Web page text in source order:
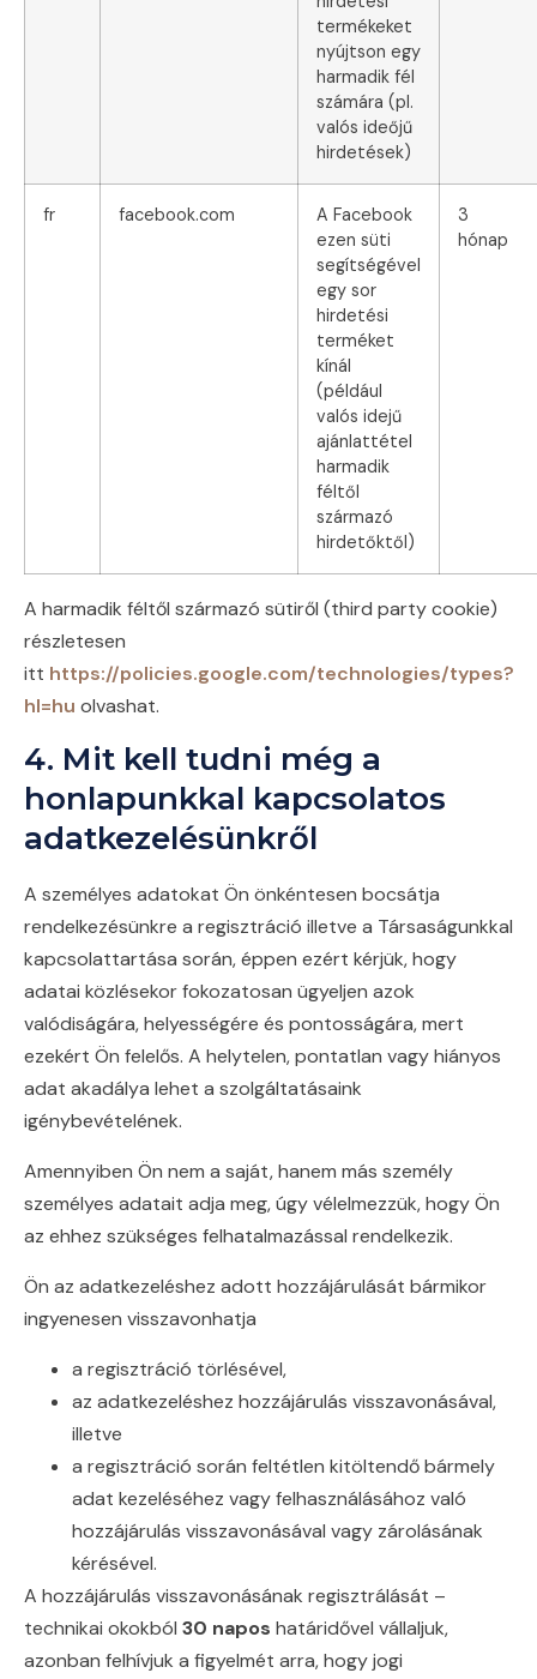
termékeket
nyújtson egy
harmadik fél
számára (pl.
valós ideőjű
hirdetések)
fr facebook.com
A Facebook
ezen süti
segítségével
egy sor
hirdetési
terméket
kínál
(például
valós idejű
ajánlattétel
harmadik
féltől
származó
hirdetőktől)
3
hónap
A harmadik féltől származó sütiről (third party cookie)
részletesen
itt https://policies.google.com/technologies/types?
hl=hu olvashat.
4. Mit kell tudni még a
honlapunkkal kapcsolatos
adatkezelésünkről
A személyes adatokat Ön önkéntesen bocsátja
rendelkezésünkre a regisztráció illetve a Társaságunkkal
kapcsolattartása során, éppen ezért kérjük, hogy
adatai közlésekor fokozatosan ügyeljen azok
valódiságára, helyességére és pontosságára, mert
ezekért Ön felelős. A helytelen, pontatlan vagy hiányos
adat akadálya lehet a szolgáltatásaink
igénybevételének.
Amennyiben Ön nem a saját, hanem más személy
személyes adatait adja meg, úgy vélelmezzük, hogy Ön
az ehhez szükséges felhatalmazással rendelkezik.
Ön az adatkezeléshez adott hozzájárulását bármikor
ingyenesen visszavonhatja
a regisztráció törlésével,
az adatkezeléshez hozzájárulás visszavonásával,
illetve
a regisztráció során feltétlen kitöltendő bármely
adat kezeléséhez vagy felhasználásához való
hozzájárulás visszavonásával vagy zárolásának
kérésével.
A hozzájárulás visszavonásának regisztrálását –
technikai okokból 30 napos határidővel vállaljuk,
azonban felhívjuk a figyelmét arra, hogy jogi